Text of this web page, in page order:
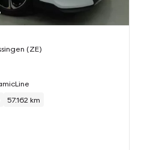
(ZE)
57.162 km